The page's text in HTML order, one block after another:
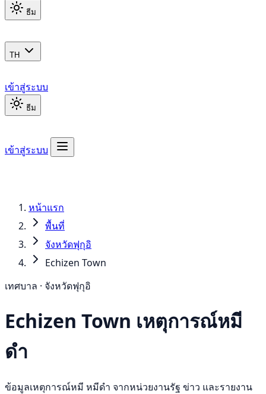
ธีม
TH
เข้าสู่ระบบ
ธีม
เข้าสู่ระบบ
หน้าแรก
พื้นที่
จังหวัดฟุกุอิ
Echizen Town
เทศบาล · จังหวัดฟุกุอิ
Echizen Town เหตุการณ์หมี
ดำ
ข้อมูลเหตุการณ์หมี หมีดำ จากหน่วยงานรัฐ ข่าว และรายงาน